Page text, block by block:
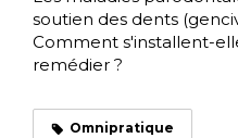
soutien des dents
Comment s'installent-
remédier ?
Omnipratique